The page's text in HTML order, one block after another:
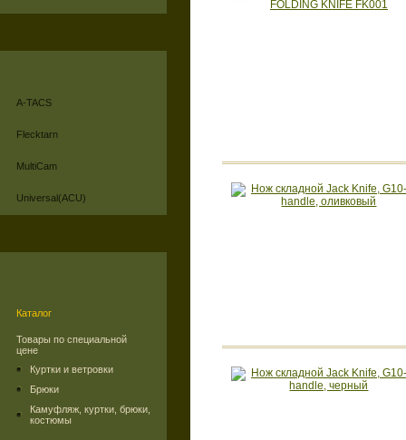
A-TACS
Flecktarn
MultiCam
Universal(ACU)
Каталог
Товары по специальной
цене
Куртки и ветровки
Брюки
Камуфляж, куртки, брюки,
костюмы